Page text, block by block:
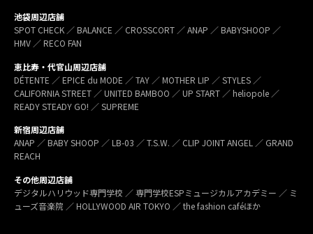
池袋周辺店舗
SPOT CHECK ／ BALANCE ／ CROSSCORT ／ ANAP ／ BABYSHOOP ／
HMV ／ RECO FAN
恵比寿・代官山周辺店舗
DÉTENTE ／ EPICE du MODE ／ TAY ／ MOTHER LIP ／ STYLES ／
CALIFORNIA STREET ／ UNITED BAMBOO ／ UP START ／ heliopole ／
READY STEADY GO! ／ SUPREME
新宿周辺店舗
ANAP ／ BABY SHOOP ／ LB-03 ／ T.S.W. ／ CLIP JOINT ANGEL ／ GRAND
REACH
その他周辺店舗
デジタルハリウッド専門学校 ／ 専門学校ESPミュージカルアカデミー ／ ミ
ューズ音楽院 ／ HOLLYWOOD AIR TOKYO ／ the fashion caféほか